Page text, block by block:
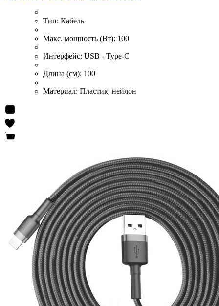
Тип: Кабель
Макс. мощность (Вт): 100
Интерфейс: USB - Type-C
Длина (см): 100
Материал: Пластик, нейлон